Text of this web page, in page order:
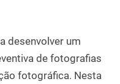
desenvolver um
de fotografias
fotográfica. Nesta